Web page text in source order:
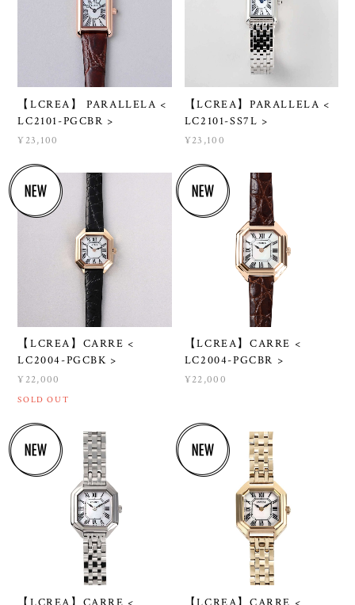
【LCREA】 PARALLELA <
LC2101-PGCBR >
¥23,100
【LCREA】PARALLELA <
LC2101-SS7L >
¥23,100
【LCREA】CARRE <
LC2004-PGCBK >
¥22,000
SOLD OUT
【LCREA】CARRE <
LC2004-PGCBR >
¥22,000